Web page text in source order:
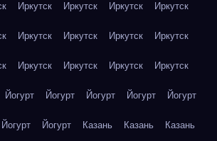
Иркутск Иркутск Иркутск Иркутск
Иркутск Иркутск Иркутск Иркутск
Иркутск Иркутск Иркутск Иркутск
Йогурт Йогурт Йогурт Йогурт Йогурт
Йогурт Йогурт Казань Казань Казань